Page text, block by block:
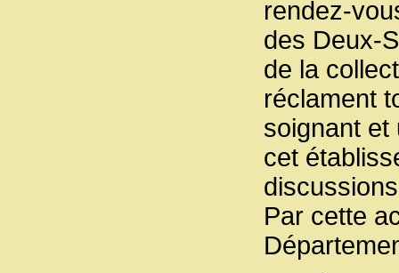
rendez-
des Deux-
de la
réclament
soignant et
cet
Par cette